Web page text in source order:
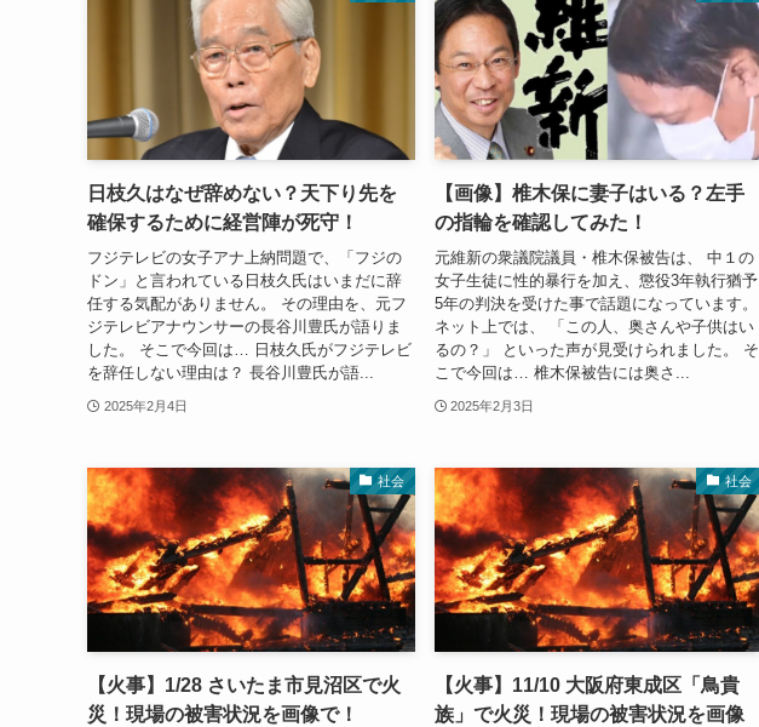
日枝久はなぜ辞めない？天下り先を
確保するために経営陣が死守！
フジテレビの女子アナ上納問題で、「フジの
ドン」と言われている日枝久氏はいまだに辞
任する気配がありません。 その理由を、元フ
ジテレビアナウンサーの長谷川豊氏が語りま
した。 そこで今回は… 日枝久氏がフジテレビ
を辞任しない理由は？ 長谷川豊氏が語...
2025年2月4日
【画像】椎木保に妻子はいる？左手
の指輪を確認してみた！
元維新の衆議院議員・椎木保被告は、 中１の
女子生徒に性的暴行を加え、懲役3年執行猶予
5年の判決を受けた事で話題になっています。
ネット上では、 「この人、奥さんや子供はい
るの？」 といった声が見受けられました。 そ
こで今回は… 椎木保被告には奥さ...
2025年2月3日
社会
【火事】1/28 さいたま市見沼区で火
災！現場の被害状況を画像で！
社会
【火事】11/10 大阪府東成区「鳥貴
族」で火災！現場の被害状況を画像